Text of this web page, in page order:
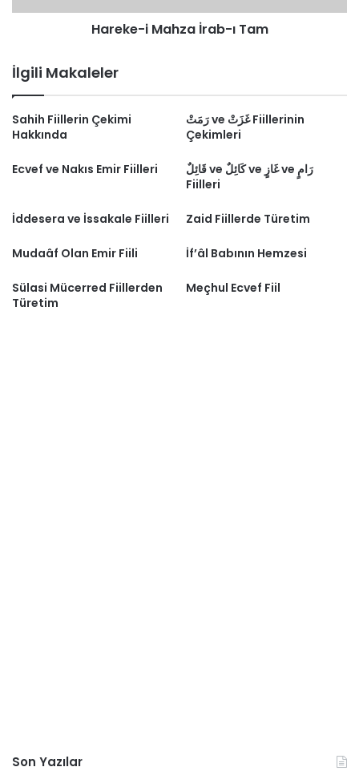
Hareke-i Mahza İrab-ı Tam
İlgili Makaleler
Sahih Fiillerin Çekimi
Hakkında
رَمَتْ ve غَزَتْ Fiillerinin
Çekimleri
Ecvef ve Nakıs Emir Fiilleri
قَائِلٌ ve كَائِلٌ ve غَازٍ ve رَامٍ
Fiilleri
İddesera ve İssakale Fiilleri Zaid Fiillerde Türetim
Mudaâf Olan Emir Fiili İf’âl Babının Hemzesi
Sülasi Mücerred Fiillerden
Türetim
Meçhul Ecvef Fiil
Son Yazılar